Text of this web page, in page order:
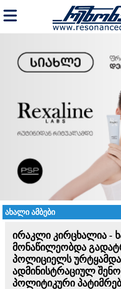
ახალი ამბები
ირაკლი კირცხალია -
მონაწილეობდა
პოლიციელს
ადმინისტრაციულ
პოლიტიკური